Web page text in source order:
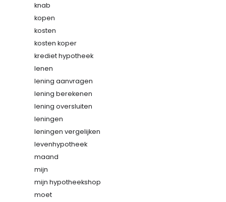
knab
kopen
kosten
kosten koper
krediet hypotheek
lenen
lening aanvragen
lening berekenen
lening oversluiten
leningen
leningen vergelijken
levenhypotheek
maand
mijn
mijn hypotheekshop
moet